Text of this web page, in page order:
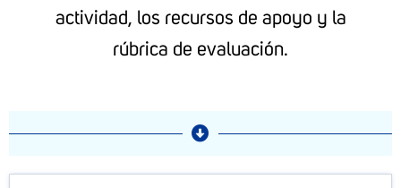
actividad, los recursos de apoyo y la
rúbrica de evaluación.